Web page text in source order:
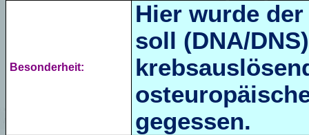
Besonderheit:
Hier wurde
soll (DNA/
gegessen.